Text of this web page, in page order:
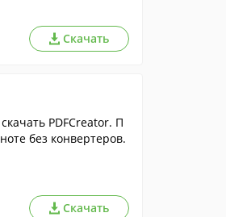
Скачать
PDFCreator. П
без конвертеров.
Скачать